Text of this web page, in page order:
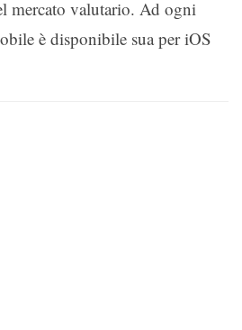
mercato valutario. Ad ogni
è disponibile sua per iOS